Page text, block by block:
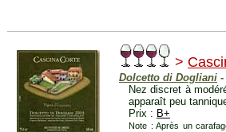
>
Dolcetto di Dogliani -
Nez discret à
apparaît peu
Prix : B+
Note : Après un